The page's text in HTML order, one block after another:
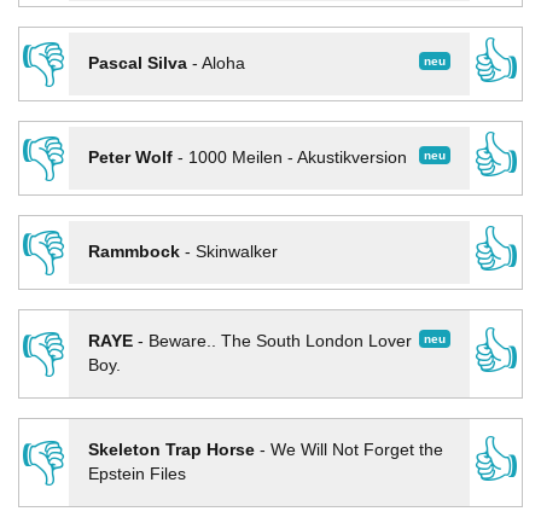
👎
neu
Pascal Silva- Aloha
👍
👎
neu
Peter Wolf- 1000 Meilen - Akustikversion
👍
👎
Rammbock- Skinwalker
👍
👎
neu
RAYE- Beware.. The South London Lover
Boy.
👍
👎 Skeleton Trap Horse- We Will Not Forget the
Epstein Files
👍